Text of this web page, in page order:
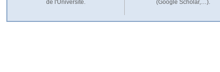
de l'Université.
(Google Scholar,…).